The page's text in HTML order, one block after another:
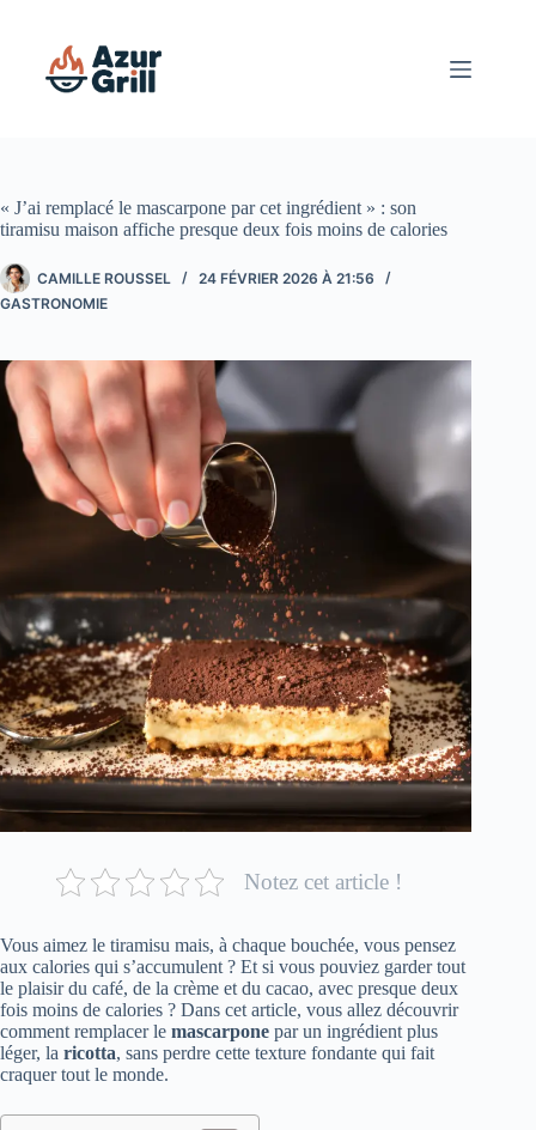
« J’ai remplacé le mascarpone par cet ingrédient » : son
tiramisu maison affiche presque deux fois moins de calories
CAMILLE ROUSSEL
24 FÉVRIER 2026 À 21:56
GASTRONOMIE
Notez cet article !
Vous aimez le tiramisu mais, à chaque bouchée, vous pensez
aux calories qui s’accumulent ? Et si vous pouviez garder tout
le plaisir du café, de la crème et du cacao, avec presque deux
fois moins de calories ? Dans cet article, vous allez découvrir
comment remplacer le mascarpone par un ingrédient plus
léger, la ricotta, sans perdre cette texture fondante qui fait
craquer tout le monde.